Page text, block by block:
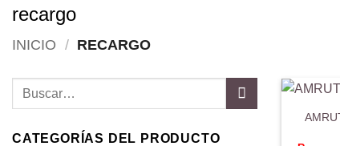
recargo
INICIO / RECARGO
Buscar
CATEGORÍAS DEL PRODUCTO